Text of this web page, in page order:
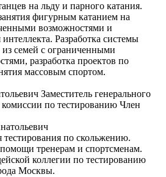
на льду и парного катания.
фигурным катанием на
возможностями и
Разработка системы
семей с ограниченными
разработка проектов по
массовым спортом.
Заместитель генерального
комиссии по тестированию Член
по скольжению.
тренерам и спортсменам.
коллегии по тестированию
Москвы.